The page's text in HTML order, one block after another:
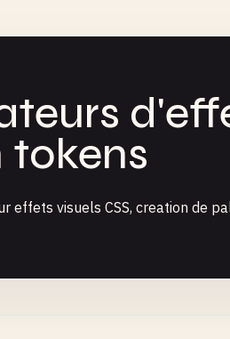
tokens
effets visuels CSS, creation de